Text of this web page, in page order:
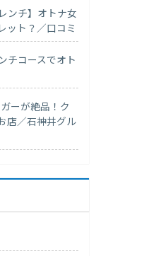
ンチ】オトナ女
ット？／口コミ
チコースでオト
ーが絶品！ク
店／石神井グル